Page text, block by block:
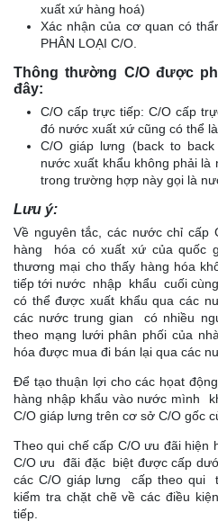
xuất xứ hàng hoá)
Xác nhận của cơ quan có
PHÂN LOẠI C/O.
Thông thường C/O được
đây:
C/O cấp trực tiếp: C/O cấp
đó nước xuất xứ cũng có thể
C/O giáp lưng (back to
nước xuất khẩu không phải
trong trường hợp này gọi là
Lưu ý:
Về nguyên tắc, các nước chỉ cấp
hàng hóa có xuất xứ của quốc
thương mại cho thấy hàng hóa
tiếp tới nước nhập khẩu cuối
có thể được xuất khẩu qua các
các nước trung gian có nhiều
theo mạng lưới phân phối của
hóa được mua đi bán lại qua các
Để tạo thuận lợi cho các họat
hàng nhập khẩu vào nước mình
C/O giáp lưng trên cơ sở C/O gốc
Theo qui chế cấp C/O ưu đãi hiện
C/O ưu đãi đặc biệt được cấp
các C/O giáp lưng cấp theo
kiểm tra chặt chẽ về các điều
tiếp.